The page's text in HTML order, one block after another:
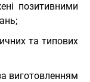
позитивними
та типових
виготовленням